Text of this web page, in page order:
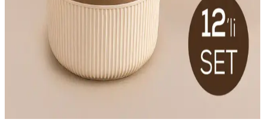
Emofom'un dayanıklı ve pratik üçlü damla ölçü kabı seti, farklı
boyutlarıyla mutfakta ölçüm ve karıştırma işlemlerini kolaylaştırır,
yer tasarrufu sağlar ve uzun ömürlü kullanım sunar.
Vienev 12'li Saklama Kabı Seti Modern Tasarım ve
Çok Yönlü Kullanım İmkanıyla
Vienev 12'li saklama kabı seti, çeşitli boyutları ve şık tasarımıyla
mutfaklarda düzen ve estetik sağlar, dayanıklı malzemeleriyle uzun